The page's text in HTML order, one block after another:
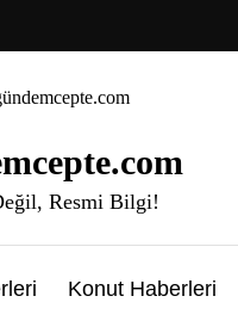
Resmi Bilgi!
Konut Haberleri